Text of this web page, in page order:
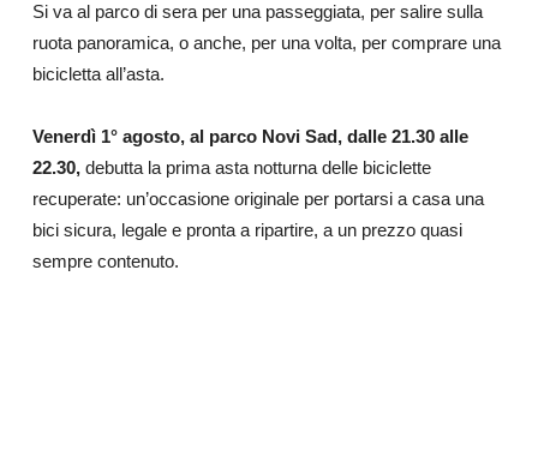
Si va al parco di sera per una passeggiata, per salire sulla
ruota panoramica, o anche, per una volta, per comprare una
bicicletta all’asta.
Venerdì 1° agosto, al parco Novi Sad, dalle 21.30 alle
22.30,debutta la prima asta notturna delle biciclette
recuperate: un’occasione originale per portarsi a casa una
bici sicura, legale e pronta a ripartire, a un prezzo quasi
sempre contenuto.